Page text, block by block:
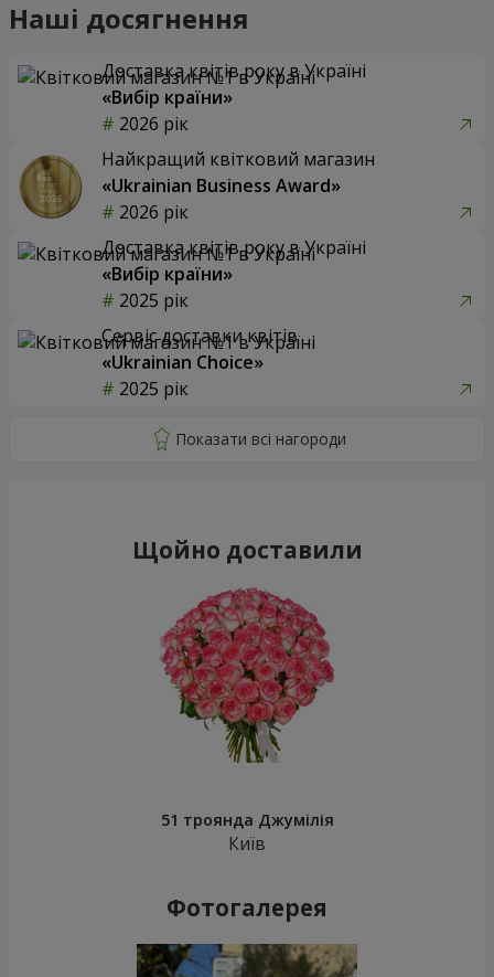
Наші досягнення
Доставка квітів року в Україні
«Вибір країни»
2026 рік
Найкращий квітковий магазин
«Ukrainian Business Award»
2026 рік
Доставка квітів року в Україні
«Вибір країни»
2025 рік
Сервіс доставки квітів
«Ukrainian Choice»
2025 рік
Щойно доставили
51 троянда Джумілія
Київ
Фотогалерея